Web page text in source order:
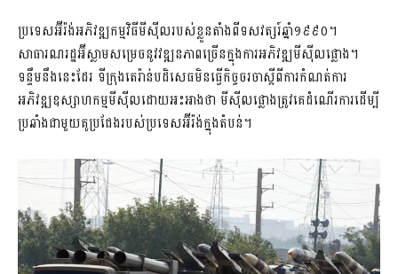
ប្រទេសអ៊ីរ៉ង់អភិវឌ្ឍកម្មវិធីមីស៊ីលរបស់ខ្លួនតាំងពីទសវត្សរ៍ឆ្នាំ១៩៩០។
សាធារណរដ្ឋអ៊ីស្លាមសម្រេចនូវវឌ្ឍនភាពច្រើនក្នុងការអភិវឌ្ឍមីស៊ីលផ្លោង។
ទន្ទឹមនឹងនេះដែរ ទីក្រុងតេរ៉ាន់បដិសេធមិនធ្វើកិច្ចចរចាស្តីពីការកំណត់ការ
អភិវឌ្ឍឧស្សាហកម្មមីស៊ីលដោយអះអាងថា មីស៊ីលផ្លោងត្រូវគេដំណើរការដើម្បី
ប្រឆាំងជាមួយគូប្រជែងរបស់ប្រទេសអ៊ីរ៉ង់ក្នុងតំបន់។